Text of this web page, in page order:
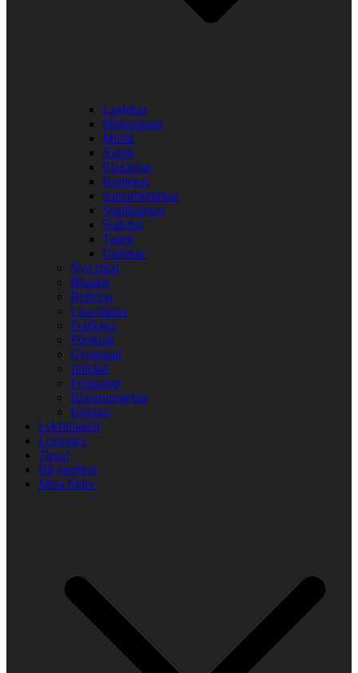
Laglekar
Midsommar
Musik
Namn
Påsklekar
Rastlekar
Samarbetslekar
Snabbalekar
Stafetter
Tagen
Utelekar
Nya lekar
Blandat
Bollekar
Lära känna
Festlekar
Förskola
Gympasal
Jullekar
Femkamp
Klassrumslekar
Kluriga
Lekfinnaren
Lekindex
Tipsa!
Bli medlem
Mina Sidor